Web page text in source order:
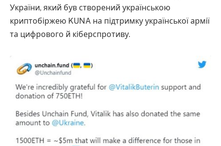
України, який був створений українською
криптобіржею KUNA на підтримку української армії
та цифрового й кіберспротиву.